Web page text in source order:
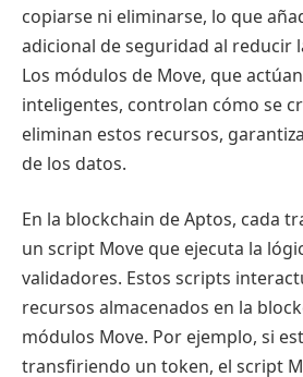
copiarse ni eliminarse, lo que
adicional de seguridad al reducir
Los módulos de Move, que
inteligentes, controlan cómo se
eliminan estos recursos,
de los datos.
En la blockchain de Aptos, cada
un script Move que ejecuta la
validadores. Estos scripts
recursos almacenados en la
módulos Move. Por ejemplo, si
transfiriendo un token, el script